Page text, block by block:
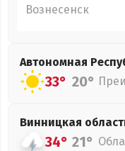
Вознесенск
Автономная
33° 20°
Винницкая
34° 21°